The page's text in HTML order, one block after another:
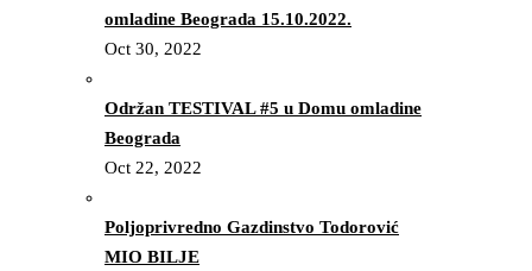
omladine Beograda 15.10.2022.
Oct 30, 2022
Održan TESTIVAL #5 u Domu omladine
Beograda
Oct 22, 2022
Poljoprivredno Gazdinstvo Todorović
MIO BILJE